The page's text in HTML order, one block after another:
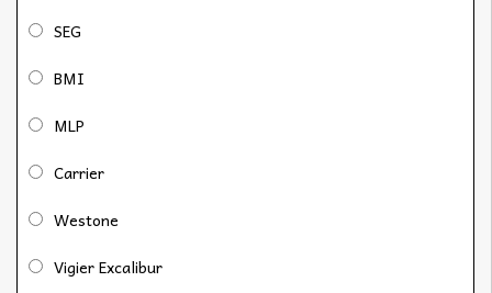
SEG
BMI
MLP
Carrier
Westone
Vigier Excalibur